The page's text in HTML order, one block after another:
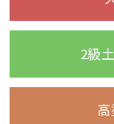
2級